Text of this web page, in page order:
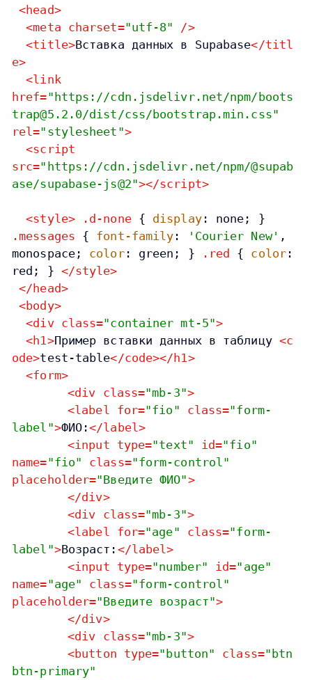
<head>
<meta charset="utf-8"
/>
<title>Вставка данных в Supabase</titl
e>
<link
href="https://cdn.jsdelivr.net/npm/boots
trap@5.2.0/dist/css/bootstrap.min.css"
rel="stylesheet">
<script
src="https://cdn.jsdelivr.net/npm/@supab
ase/supabase-js@2"></script>
<style> .d-none{ display: none; }
.messages { font-family : 'Courier New' ,
monospace; color: green; } .red { color:
red; } </style>
</head>
<body>
<div class="container mt-5">
<h1 >Пример вставки данных в таблицу <c
ode>test-table</code></h1 >
<form>
<div class="mb-3">
<label for="fio" class="form-
label">ФИО:</label >
<input type="text" id="fio"
name="fio" class="form-control"
placeholder="Введите ФИО">
</div>
<div class="mb-3">
<label for="age" class="form-
label">Возраст: </label>
<input type="number" id="age"
name="age" class="form-control"
placeholder="Введите возраст">
</div>
<div class="mb-3">
<button type="button" class="btn
btn-primary"